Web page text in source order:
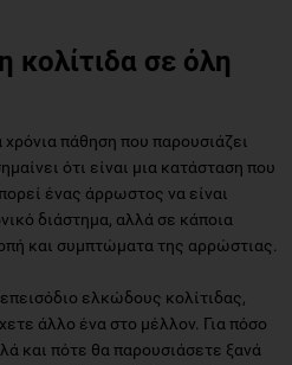
σε όλη
πάθηση που παρουσιάζει
ότι είναι μια κατάσταση που
ένας άρρωστος να είναι
διάστημα, αλλά σε κάποια
και συμπτώματα της αρρώστιας.
ελκώδους κολίτιδας,
άλλο ένα στο μέλλον. Για πόσο
και πότε θα παρουσιάσετε ξανά